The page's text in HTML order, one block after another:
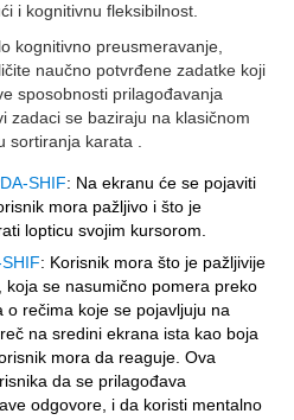
i kognitivnu fleksibilnost.
kognitivno preusmeravanje,
naučno potvrđene zadatke koji
sposobnosti prilagođavanja
zadaci se baziraju na klasičnom
sortiranja karata .
SHIF: Na ekranu će se pojaviti
mora pažljivo i što je
lopticu svojim kursorom.
: Korisnik mora što je pažljivije
koja se nasumično pomera preko
o rečima koje se pojavljuju na
na sredini ekrana ista kao boja
mora da reaguje. Ova
da se prilagođava
odgovore, i da koristi mentalno